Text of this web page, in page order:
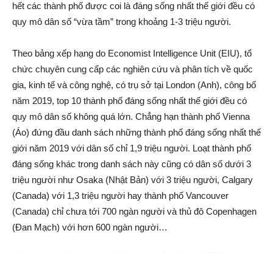
hết các thành phố được coi là đáng sống nhất thế giới đều có
quy mô dân số “vừa tầm” trong khoảng 1-3 triệu người.
Theo bảng xếp hạng do Economist Intelligence Unit (EIU), tổ
chức chuyên cung cấp các nghiên cứu và phân tích về quốc
gia, kinh tế và công nghệ, có trụ sở tại London (Anh), công bố
năm 2019, top 10 thành phố đáng sống nhất thế giới đều có
quy mô dân số không quá lớn. Chẳng hạn thành phố Vienna
(Áo) đứng đầu danh sách những thành phố đáng sống nhất thế
giới năm 2019 với dân số chỉ 1,9 triệu người. Loạt thành phố
đáng sống khác trong danh sách này cũng có dân số dưới 3
triệu người như Osaka (Nhật Bản) với 3 triệu người, Calgary
(Canada) với 1,3 triệu người hay thành phố Vancouver
(Canada) chỉ chưa tới 700 ngàn người và thủ đô Copenhagen
(Đan Mạch) với hơn 600 ngàn người…